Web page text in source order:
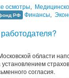
осмотры,
РФ Финансы,
области
согласия.